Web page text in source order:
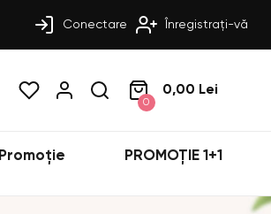
Conectare Înregistrați-vă
0
0,00 Lei
Promoție PROMOȚIE 1+1